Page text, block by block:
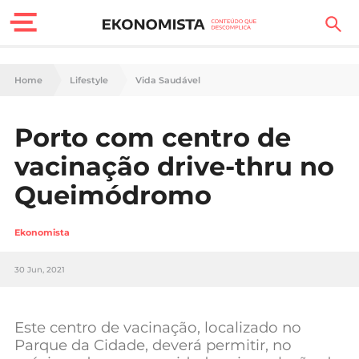
Finanças Pessoais
Carreira
Casa
Lifestyle
Sociedade
Negócios
Home Lifestyle Vida Saudável
Porto com centro de
vacinação drive-thru no
Queimódromo
Ekonomista
30 Jun, 2021
Este centro de vacinação, localizado no
Parque da Cidade, deverá permitir, no